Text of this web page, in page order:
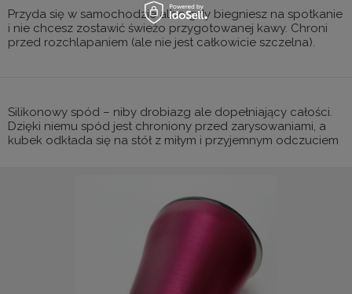
Przyda się w samochodzie albo gdy biegniesz na spotkanie
i nie chcesz zostawić świeżo przygotowanej kawy. Chroni
przed rozchlapaniem (ale nie jest całkowicie szczelna).
Silikonowy spód – niby drobiazg ale dopełniający całości.
Dzięki niemu spód jest chroniony przed zarysowaniami, a
kubek odkłada się na stół z miłym i przyjemnym odczuciem